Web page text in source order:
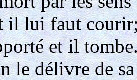
il lui faut
et il
le délivre de